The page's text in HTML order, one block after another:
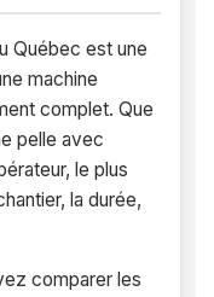
Québec est une
machine
complet. Que
pelle avec
le plus
la durée,
comparer les